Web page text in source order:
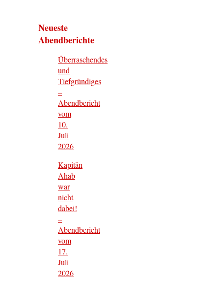
Neueste
Abendberichte
Überraschendes
und
Tiefgründiges
–
Abendbericht
vom
10.
Juli
2026
Kapitän
Ahab
war
nicht
dabei!
–
Abendbericht
vom
17.
Juli
2026